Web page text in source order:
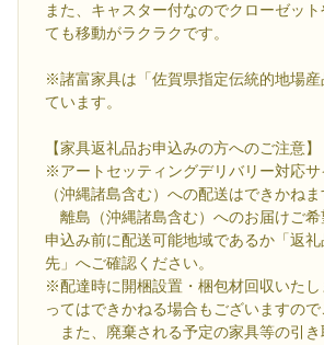
また、キャスター付なのでクローゼッ
ても移動がラクラクです。
※諸富家具は「佐賀県指定伝統的地場
ています。
【家具返礼品お申込みの方へのご注意】
※アートセッティングデリバリー対応
（沖縄諸島含む）への配送はできかねま
離島（沖縄諸島含む）へのお届けご希
申込み前に配送可能地域であるか「返
先」へご確認ください。
※配達時に開梱設置・梱包材回収いたし
ってはできかねる場合もございますので
また、廃棄される予定の家具等の引き